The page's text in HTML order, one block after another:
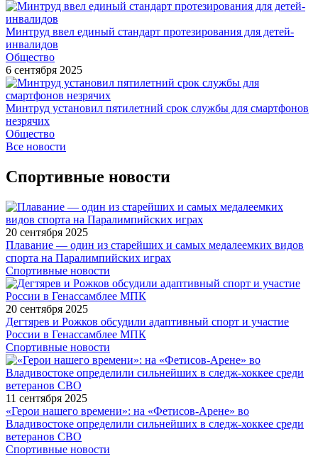
Минтруд ввел единый стандарт протезирования для детей-
инвалидов
Общество
6 сентября 2025
Минтруд установил пятилетний срок службы для смартфонов
незрячих
Общество
Все новости
Спортивные новости
20 сентября 2025
Плавание — один из старейших и самых медалеемких видов
спорта на Паралимпийских играх
Спортивные новости
20 сентября 2025
Дегтярев и Рожков обсудили адаптивный спорт и участие
России в Генассамблее МПК
Спортивные новости
11 сентября 2025
«Герои нашего времени»: на «Фетисов-Арене» во
Владивостоке определили сильнейших в следж-хоккее среди
ветеранов СВО
Спортивные новости